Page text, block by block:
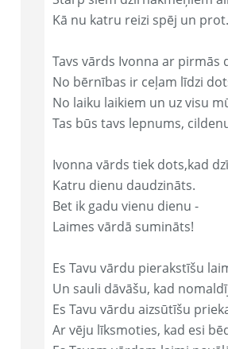
Kā nu katru reizi spēj un prot.
Tavs vārds Ivonna ar pirmās
No bērnības ir ceļam līdzi
No laiku laikiem un uz visu
Tas būs tavs lepnums,
Ivonna vārds tiek dots,kad
Katru dienu daudzināts.
Bet ik gadu vienu dienu -
Laimes vārdā sumināts!
Es Tavu vārdu pierakstīšu
Un sauli dāvāšu, kad
Es Tavu vārdu aizsūtīšu
Ar vēju līksmoties, kad esi